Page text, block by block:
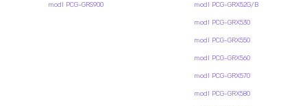
modl PCG-GRS900 modl PCG-GRX52G/B
modl PCG-GRX530
modl PCG-GRX550
modl PCG-GRX560
modl PCG-GRX570
modl PCG-GRX580